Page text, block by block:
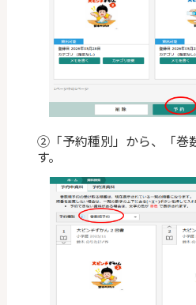
②「予約種別」から、「巻
す。